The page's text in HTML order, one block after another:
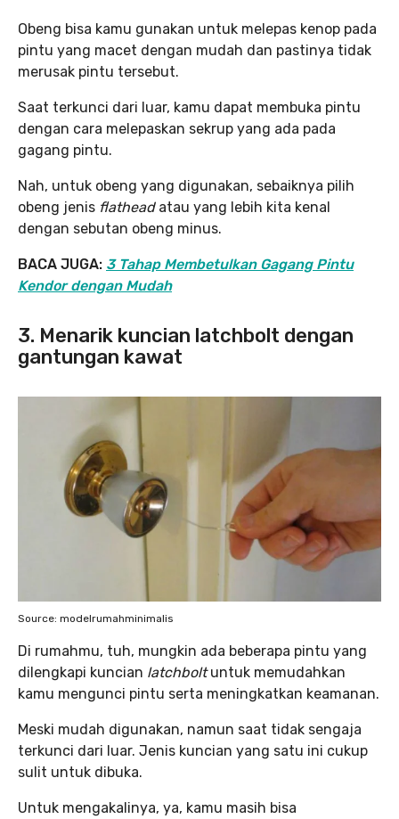
Obeng bisa kamu gunakan untuk melepas kenop pada
pintu yang macet dengan mudah dan pastinya tidak
merusak pintu tersebut.
Saat terkunci dari luar, kamu dapat membuka pintu
dengan cara melepaskan sekrup yang ada pada
gagang pintu.
Nah, untuk obeng yang digunakan, sebaiknya pilih
obeng jenis flatheadatau yang lebih kita kenal
dengan sebutan obeng minus.
BACA JUGA: 3 Tahap Membetulkan Gagang Pintu
Kendor dengan Mudah
3. Menarik kuncian latchbolt dengan
gantungan kawat
Source: modelrumahminimalis
Di rumahmu, tuh, mungkin ada beberapa pintu yang
dilengkapi kuncian latchboltuntuk memudahkan
kamu mengunci pintu serta meningkatkan keamanan.
Meski mudah digunakan, namun saat tidak sengaja
terkunci dari luar. Jenis kuncian yang satu ini cukup
sulit untuk dibuka.
Untuk mengakalinya, ya, kamu masih bisa